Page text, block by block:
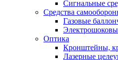
Сигнальные
Средства
Газовые
Оптика
Кронштейны,
Лазерные